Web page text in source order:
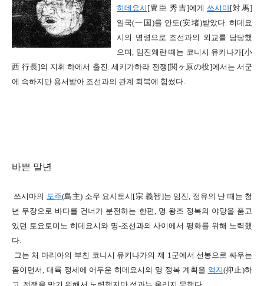
히데요시 [豊臣 秀吉]에게 쓰시마[対馬]
일국(一 国 )를 안도(安堵)받았다. 히데요
시의 명령으로 조선과의 외교를 담당했
으며, 임진왜란 때는 코니시 유키나가[小
西 行長]의 지휘 하에서 출진 . 세키가하라 전쟁[関 ヶ原の役]에서는 서군
에 속하지만 용서받아 조선과의 관계 회복에 힘썼다.
바쁜 말년
쓰시마의 도주(島主) 소우 요시토시[宗 義智]는 임진, 정유의 난 때는 청
년 무장으로 바다를 건너가 분전하는 한편, 명 왕조 정복의 야망을 품고
있던 토요토미노 히데요시와 명-조선과의 사이에서 평화를 위해 노력했
다.
그는 처 마리아의 부친 코니시 유키나가의 제 1군에서 선봉으로 싸우는
몸이면서, 대륙 정세에 어두운 히데요시의 명 정복 계획을 억지(抑止)하